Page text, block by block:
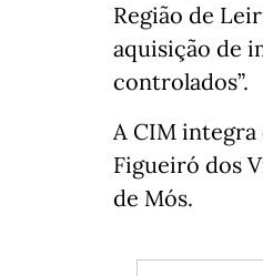
Região de
aquisição de
controlados”.
A CIM integra
Figueiró dos
de Mós.